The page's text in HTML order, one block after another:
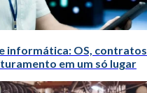
informática: OS, contratos
em um só lugar